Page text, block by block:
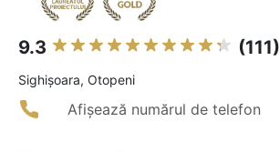
9.3 (111)
Sighişoara, Otopeni
Afișează numărul de telefon